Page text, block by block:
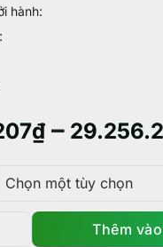
hành:
₫–
du lịch Los Angeles -
Thêm